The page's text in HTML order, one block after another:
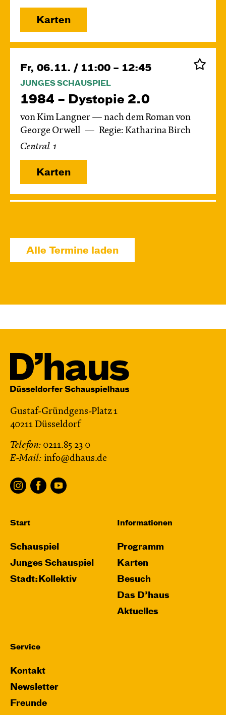
Karten
Fr, 06.11. / 11:00 – 12:45
JUNGES SCHAUSPIEL
1984 – Dystopie 2.0
von Kim Langner — nach dem Roman von
George Orwell
Regie: Katharina Birch
Central 1
Karten
Das grüne König­reich
Mi, 25.11. / 10:00 – 11:15
Das grüne König­reich
von Cornelia Funke und Tammi Hartung
Regie und Bühne: Leonie Rohlfing
Mit künstlerischer Audiodeskription
Do, 26.11. / 10:00 – 11:15
Das grüne König­reich
von Cornelia Funke und Tammi Hartung
Mit künstlerischer Audiodeskription
Alle Termine laden
Gustaf-Gründgens-Platz 1
40211 Düsseldorf
Telefon: 0211.85 23 0
E-Mail: info@dhaus.de
Start
Schauspiel
Junges Schauspiel
Stadt:Kollektiv
Informationen
Programm
Karten
Besuch
Das D’haus
Aktuelles
Service
Kontakt
Newsletter
Freunde